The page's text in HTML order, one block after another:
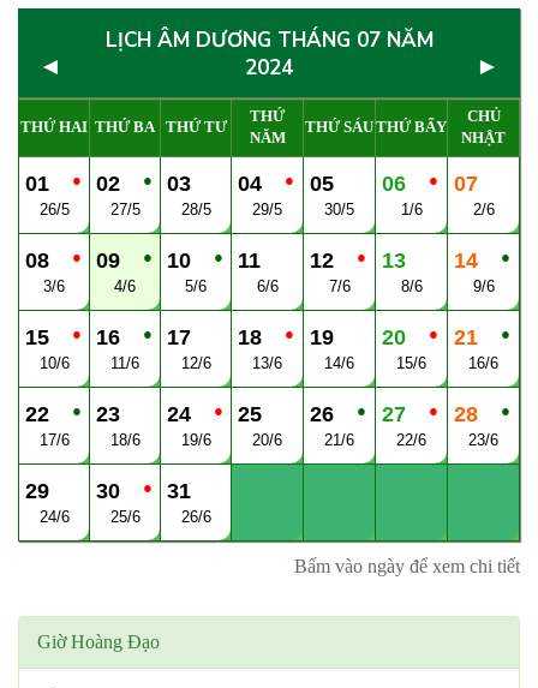
◄
LỊCH ÂM DƯƠNG THÁNG 07 NĂM
2024
►
THỨ HAI THỨ BA THỨ TƯ
THỨ
NĂM
THỨ SÁUTHỨ BẨY
CHỦ
NHẬT
●
01
26/5
●
02
27/5
03
28/5
●
04
29/5
05
30/5
●
06
1/6
07
2/6
●
08
3/6
●
09
4/6
●
10
5/6
11
6/6
●
12
7/6
13
8/6
●
14
9/6
●
15
10/6
●
16
11/6
17
12/6
●
18
13/6
19
14/6
●
20
15/6
●
21
16/6
●
22
17/6
23
18/6
●
24
19/6
25
20/6
●
26
21/6
●
27
22/6
●
28
23/6
29
24/6
●
30
25/6
31
26/6
Bấm vào ngày để xem chi tiết
Giờ Hoàng Đạo